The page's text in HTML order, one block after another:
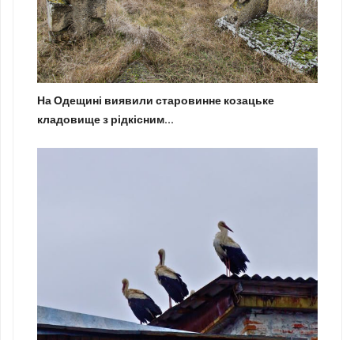
На Одещині виявили старовинне козацьке
кладовище з рідкісним...